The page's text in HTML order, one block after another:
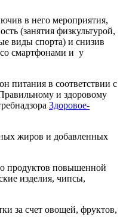
в него мероприятия,
(занятия физкультурой,
виды спорта) и снизив
смартфонами и у
питания в соответствии с
и здоровому
Здоровое-
жиров и добавленных
продуктов повышенной
изделия, чипсы,
за счет овощей, фруктов,